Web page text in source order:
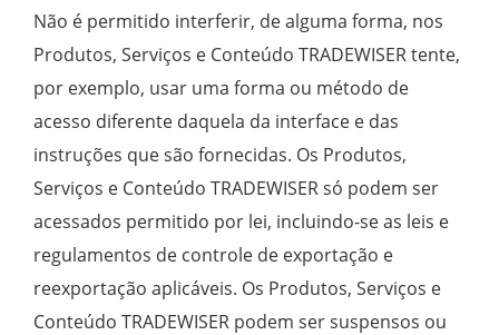
Não é permitido interferir, de alguma forma, nos
Produtos, Serviços e Conteúdo TRADEWISER tente,
por exemplo, usar uma forma ou método de
acesso diferente daquela da interface e das
instruções que são fornecidas. Os Produtos,
Serviços e Conteúdo TRADEWISER só podem ser
acessados permitido por lei, incluindo-se as leis e
regulamentos de controle de exportação e
reexportação aplicáveis. Os Produtos, Serviços e
Conteúdo TRADEWISER podem ser suspensos ou